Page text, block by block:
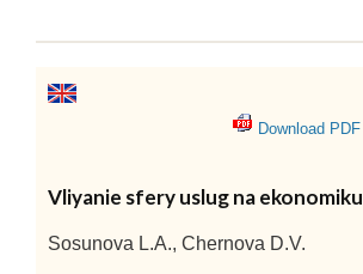
Download PDF
Vliyanie sfery uslug na ekonomiku
Sosunova L.A., Chernova D.V.